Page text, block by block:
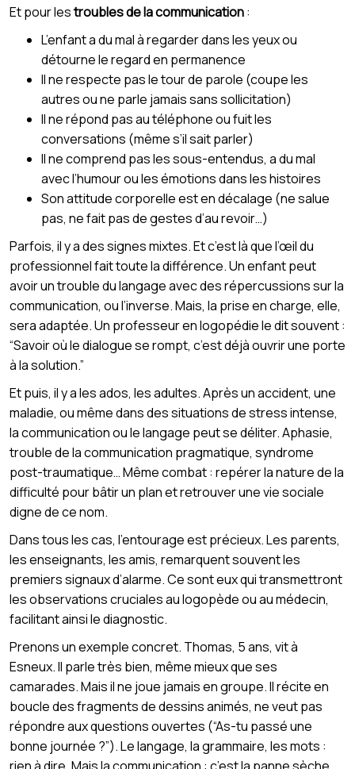
Et pour lestroubles de la communication:
L’enfant a du mal à regarder dans les yeux ou
détourne le regard en permanence
Il ne respecte pas le tour de parole (coupe les
autres ou ne parle jamais sans sollicitation)
Il ne répond pas au téléphone ou fuit les
conversations (même s’il sait parler)
Il ne comprend pas les sous-entendus, a du mal
avec l’humour ou les émotions dans les histoires
Son attitude corporelle est en décalage (ne salue
pas, ne fait pas de gestes d’au revoir…)
Parfois, il y a des signes mixtes. Et c’est là que l’œil du
professionnel fait toute la différence. Un enfant peut
avoir un trouble du langage avec des répercussions sur la
communication, ou l’inverse. Mais, la prise en charge, elle,
sera adaptée. Un professeur en logopédie le dit souvent :
“Savoir où le dialogue se rompt, c’est déjà ouvrir une porte
à la solution.”
Et puis, il y a les ados, les adultes. Après un accident, une
maladie, ou même dans des situations de stress intense,
la communication ou le langage peut se déliter. Aphasie,
trouble de la communication pragmatique, syndrome
post-traumatique… Même combat : repérer la nature de la
difficulté pour bâtir un plan et retrouver une vie sociale
digne de ce nom.
Dans tous les cas, l’entourage est précieux. Les parents,
les enseignants, les amis, remarquent souvent les
premiers signaux d’alarme. Ce sont eux qui transmettront
les observations cruciales au logopède ou au médecin,
facilitant ainsi le diagnostic.
Prenons un exemple concret. Thomas, 5 ans, vit à
Esneux. Il parle très bien, même mieux que ses
camarades. Mais il ne joue jamais en groupe. Il récite en
boucle des fragments de dessins animés, ne veut pas
répondre aux questions ouvertes (“As-tu passé une
bonne journée ?”). Le langage, la grammaire, les mots :